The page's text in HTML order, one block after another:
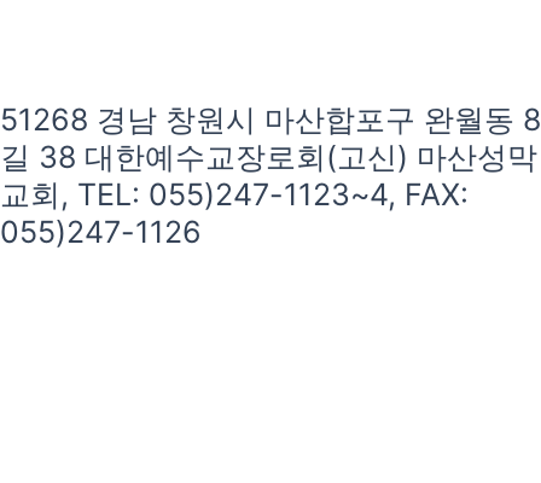
51268 경남 창원시 마산합포구 완월동 8
길 38 대한예수교장로회(고신) 마산성막
교회, TEL: 055)247-1123~4, FAX:
055)247-1126